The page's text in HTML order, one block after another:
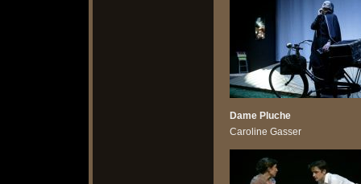
Dame Pluche
Caroline Gasser